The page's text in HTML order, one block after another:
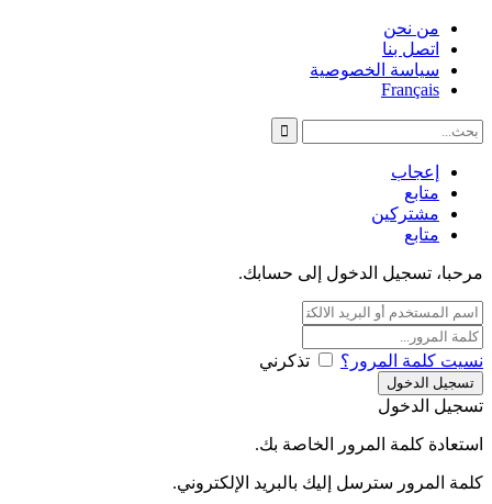
من نحن
اتصل بنا
سياسة الخصوصية
Français
إعجاب
متابع
مشتركين
متابع
مرحبا، تسجيل الدخول إلى حسابك.
نسيت كلمة المرور؟ تذكرني
تسجيل الدخول
استعادة كلمة المرور الخاصة بك.
كلمة المرور سترسل إليك بالبريد الإلكتروني.